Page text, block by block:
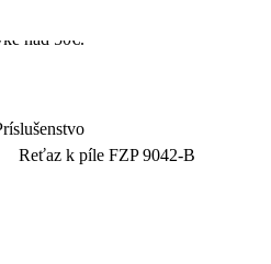
nad 50€.
Reťaz k píle FZP 9042-B